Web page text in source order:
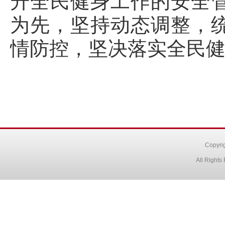
为先，坚持动态调整，
情防控，坚决落实全民
All Rights